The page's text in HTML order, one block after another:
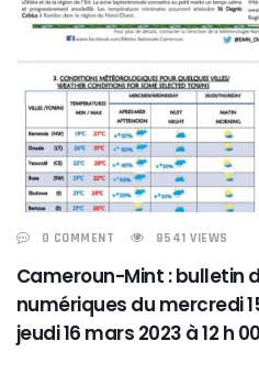
0 COMMENT 8541 VIEWS
Cameroun-Mint : bulletin
numériques du mercredi
jeudi 16 mars 2023 à 12 h 00